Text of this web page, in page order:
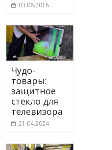
03.06.2018
Чудо-
товары:
защитное
стекло для
телевизора
21.04.2024